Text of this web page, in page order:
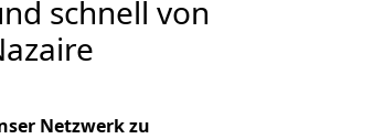
schnell von
Netzwerk zu